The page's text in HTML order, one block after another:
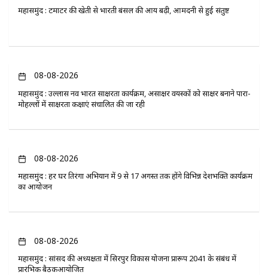
महासमुंद : टमाटर की खेती से भारती बंसल की आय बढ़ी, आमदनी से हुई संतुष्ट
08-08-2026
महासमुंद : उल्लास नव भारत साक्षरता कार्यक्रम, असाक्षर वयस्कों को साक्षर बनाने पारा-
मोहल्लों में साक्षरता कक्षाएं संचालित की जा रही
08-08-2026
महासमुंद : हर घर तिरंगा अभियान में 9 से 17 अगस्त तक होंगे विभिन्न देशभक्ति कार्यक्रम
का आयोजन
08-08-2026
महासमुंद : सांसद की अध्यक्षता में सिरपुर विकास योजना प्रारूप 2041 के संबंध में
प्रारंभिक बैठकआयोजित